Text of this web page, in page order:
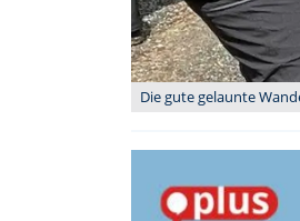
Die gute gelaunte